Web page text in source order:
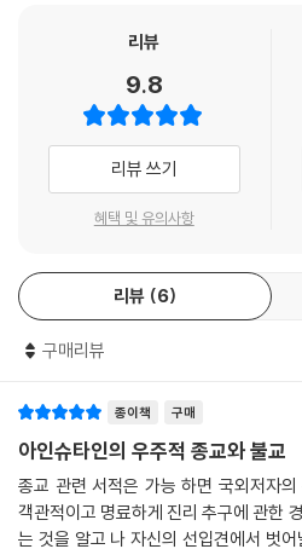
이중성(duality)이란 하나의 사물이 논
가진다는 뜻이다. ‘젊음-늙음’의 짝은 논
전기 스위치의 on-off의 짝과 다를 바
백남준의 비디오 아트가 갖는 예술성을
분석하는 것으로는 도무지 알 수 없듯이,
모습을 제대로 나타낼 수 없다. 이 사실을
교외별전, 직지인심 견성성불”을 말하는
수 있을 것이다. 그리고 또 아인슈타인
것이다. --- p.73
괴델의 불완전성정리를 보다 간단히 설명
지식체계를 가지고 있다고 치자. 그리고
의된 단어와 문법을 사용한다고 가정하
는 ‘가변성’을 지닌 것으로 다시 재정립되
연구로 그동안 파동이라고 생각했던 빛
증명함으로써 뉴턴조차 몰랐던 새로운
입자는 아주 작은 독립된 개체의 단위이
아니다. 파동이 생기려면 매개체가 필요
면 쉽게 이해할 수 있다. 즉, 물이 매개체
이다. 이러한 현상을 토대로 성립한 이론
양자역학은 입자 단위의 작은 미시 세계
분야로 양극단이 동시에 공존하는 이해
다. 마치 삶과 죽음, 젊음과 늙음, 있음과
그런데 놀랍게도 이는 불교의 ‘연기(緣起
하다. 연기법이란 ‘세상 모든 것은 상호의
가 있는 고정불변의 존재는 없다’는 붓다
체없음’을 불교에서는 공성(空性)이라
2,500여 년 전 탄생한 불교의 가르침과
리뷰
9.8
리뷰 쓰기
혜택 및 유의사항
리뷰 6
구매리뷰
종이책 구매
아인슈타인의 우주적 종교와 불교
종교 관련 서적은 가능 하면 국외저자
객관적이고 명료하게 진리 추구에 관한
는 것을 알고 나 자신의 선입견에서 벗